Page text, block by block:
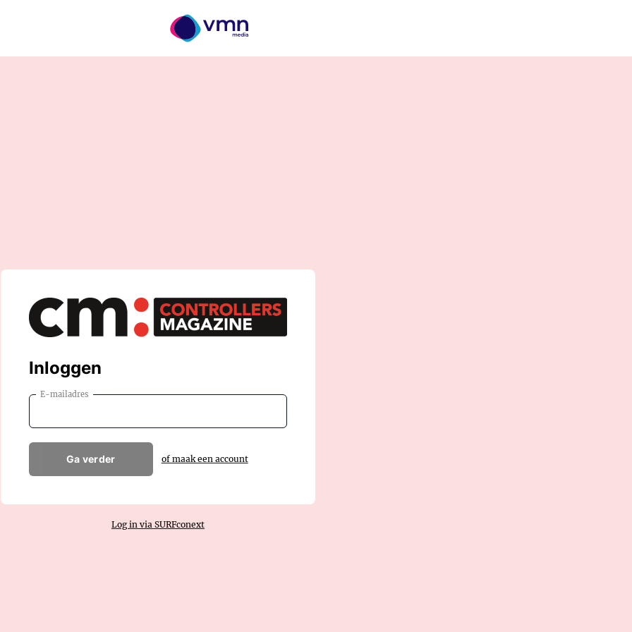
Inloggen
E-mailadres
Ga verder of maak een account
Log in via SURFconext